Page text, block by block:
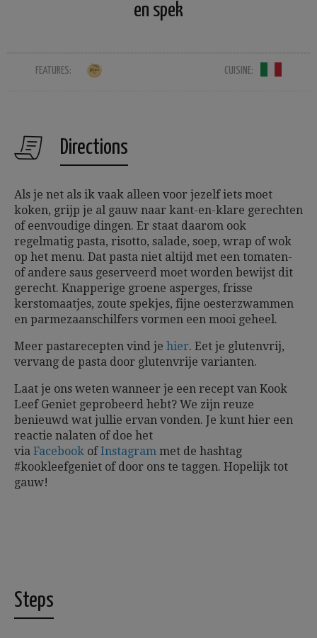
en spek
FEATURES: CUISINE:
Directions
Als je net als ik vaak alleen voor jezelf iets moet
koken, grijp je al gauw naar kant-en-klare gerechten
of eenvoudige dingen. Er staat daarom ook
regelmatig pasta, risotto, salade, soep, wrap of wok
op het menu. Dat pasta niet altijd met een tomaten-
of andere saus geserveerd moet worden bewijst dit
gerecht. Knapperige groene asperges, frisse
kerstomaatjes, zoute spekjes, fijne oesterzwammen
en parmezaanschilfers vormen een mooi geheel.
Meer pastarecepten vind je hier. Eet je glutenvrij,
vervang de pasta door glutenvrije varianten.
Laat je ons weten wanneer je een recept van Kook
Leef Geniet geprobeerd hebt? We zijn reuze
benieuwd wat jullie ervan vonden. Je kunt hier een
reactie nalaten of doe het
via Facebook ofInstagram met de hashtag
#kookleefgeniet of door ons te taggen. Hopelijk tot
gauw!
Steps